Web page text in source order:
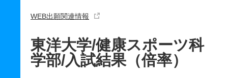
WEB出願関連情報
東洋大学/健康スポーツ科
学部/入試結果（倍率）